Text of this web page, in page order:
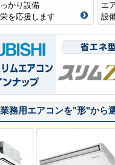
かり設備
を応援します
エ
設
務用エアコンを"形"から